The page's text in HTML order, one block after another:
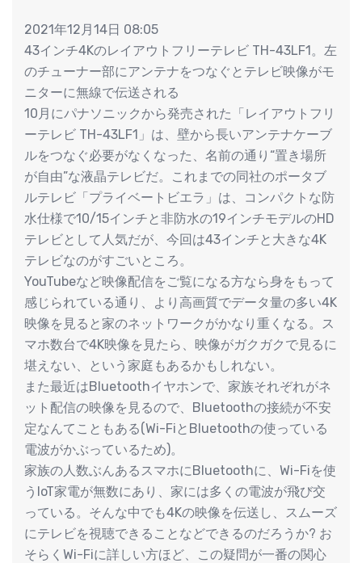
2021年12月14日 08:05
43インチ4Kのレイアウトフリーテレビ TH-43LF1。左
のチューナー部にアンテナをつなぐとテレビ映像がモ
ニターに無線で伝送される
10月にパナソニックから発売された「レイアウトフリ
ーテレビ TH-43LF1」は、壁から長いアンテナケーブ
ルをつなぐ必要がなくなった、名前の通り“置き場所
が自由”な液晶テレビだ。これまでの同社のポータブ
ルテレビ「プライベートビエラ」は、コンパクトな防
水仕様で10/15インチと非防水の19インチモデルのHD
テレビとして人気だが、今回は43インチと大きな4K
テレビなのがすごいところ。
YouTubeなど映像配信をご覧になる方なら身をもって
感じられている通り、より高画質でデータ量の多い4K
映像を見ると家のネットワークがかなり重くなる。ス
マホ数台で4K映像を見たら、映像がガクガクで見るに
堪えない、という家庭もあるかもしれない。
また最近はBluetoothイヤホンで、家族それぞれがネ
ット配信の映像を見るので、Bluetoothの接続が不安
定なんてこともある(Wi-FiとBluetoothの使っている
電波がかぶっているため)。
家族の人数ぶんあるスマホにBluetoothに、Wi-Fiを使
うIoT家電が無数にあり、家には多くの電波が飛び交
っている。そんな中でも4Kの映像を伝送し、スムーズ
にテレビを視聴できることなどできるのだろうか? お
そらくWi-Fiに詳しい方ほど、この疑問が一番の関心